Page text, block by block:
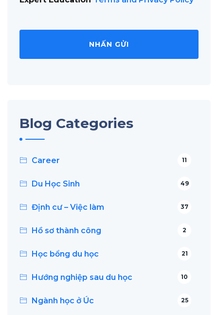
Blog Categories
Career 11
Du Học Sinh 49
Định cư – Việc làm 37
Hồ sơ thành công 2
Học bổng du học 21
Hướng nghiệp sau du học 10
Ngành học ở Úc 25